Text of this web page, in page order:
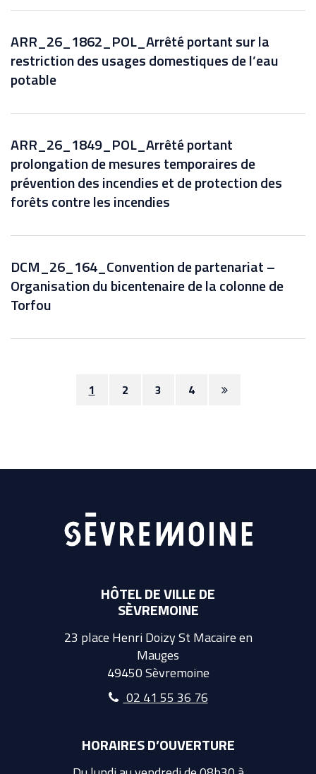
ARR_26_1862_POL_Arrêté portant sur la
restriction des usages domestiques de l’eau
potable
ARR_26_1849_POL_Arrêté portant
prolongation de mesures temporaires de
prévention des incendies et de protection des
forêts contre les incendies
DCM_26_164_Convention de partenariat –
Organisation du bicentenaire de la colonne de
Torfou
1 2 3 4
Page
HÔTEL DE VILLE DE
SÈVREMOINE
23 place Henri Doizy St Macaire en
Mauges
49450 Sèvremoine
02 41 55 36 76
HORAIRES D’OUVERTURE